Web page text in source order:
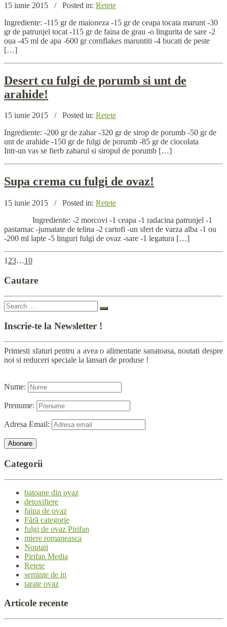
15 iunie 2015 / Posted in: Retete
Ingrediente: -115 gr de maioneza -15 gr de ceapa tocata marunt -30
gr de patrunjel tocat -115 gr de faina de grau -o lingurita de sare -2
oua -45 ml de apa -600 gr cornflakes maruntiti -4 bucati de peste
[…]
Desert cu fulgi de porumb si unt de
arahide!
15 iunie 2015 / Posted in: Retete
Ingrediente: -200 gr de zahar -320 gr de sirop de porumb -50 gr de
unt de arahide -150 gr de fulgi de porumb -85 gr de ciocolata
Intr-un vas se fierb zaharul si siropul de porumb […]
Supa crema cu fulgi de ovaz!
15 iunie 2015 / Posted in: Retete
Ingrediente: -2 morcovi -1 ceapa -1 radacina patrunjel -1
pastarnac -jumatate de telina -2 cartofi -un sfert de varza alba -1 ou
-200 ml lapte -5 linguri fulgi de ovaz -sare -1 legatura […]
1 23…10
Cautare
Inscrie-te la Newsletter !
Primesti sfaturi pentru a avea o alimentatie sanatoasa, noutati despre
noi si reduceri speciale la lansari de produse !
Nume:
Prenume:
Adresa Email:
Categorii
batoane din ovaz
detoxifiere
faina de ovaz
Fără categorie
fulgi de ovaz Pirifan
miere romaneasca
Noutati
Pirifan Media
Retete
seminte de in
tarate ovaz
Articole recente